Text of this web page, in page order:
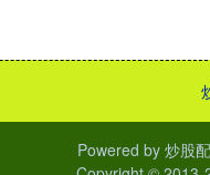
Powered by 炒股